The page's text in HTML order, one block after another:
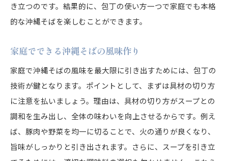
き立つのです。結果的に、包丁の使い方一つで家庭でも本格
的な沖縄そばを楽しむことができます。
家庭でできる沖縄そばの風味作り
家庭で沖縄そばの風味を最大限に引き出すためには、包丁の
技術が鍵となります。ポイントとして、まずは具材の切り方
に注意を払いましょう。理由は、具材の切り方がスープとの
調和を生み出し、全体の味わいを向上させるからです。例え
ば、豚肉や野菜を均一に切ることで、火の通りが良くなり、
旨味がしっかりと引き出されます。さらに、スープを引き立